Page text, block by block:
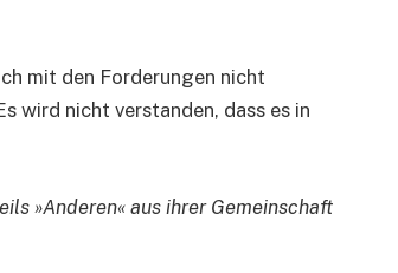
mit den Forderungen nicht
wird nicht verstanden, dass es in
»Anderen« aus ihrer Gemeinschaft